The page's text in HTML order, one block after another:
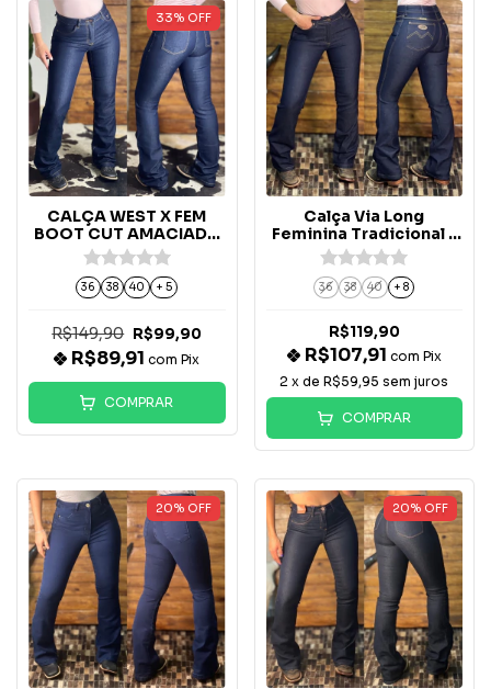
33% OFF
CALÇA WEST X FEM
BOOT CUT AMACIADA
- CWX07
36 38 40 + 5
R$149,90 R$99,90
R$89,91com Pix
COMPRAR
Calça Via Long
Feminina Tradicional -
4004
36 38 40 + 8
R$119,90
R$107,91 com Pix
2 x deR$59,95 sem juros
COMPRAR
20% OFF 20% OFF